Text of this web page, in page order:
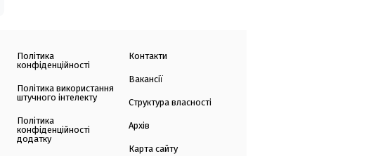
Політика
конфіденційності
Політика використання
штучного інтелекту
Політика
конфіденційності
додатку
Контакти
Вакансії
Структура власності
Архів
Карта сайту